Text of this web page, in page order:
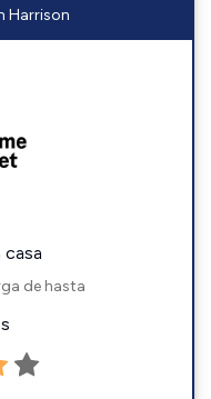
Harrison
de hasta